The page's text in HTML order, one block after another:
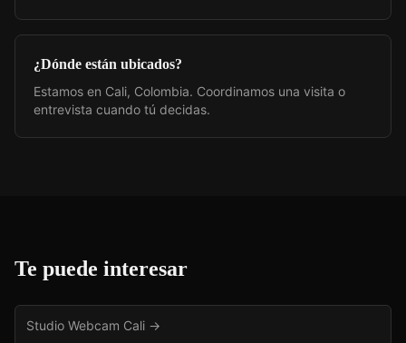
¿Dónde están ubicados?
Estamos en Cali, Colombia. Coordinamos una visita o
entrevista cuando tú decidas.
Te puede interesar
Studio Webcam Cali →